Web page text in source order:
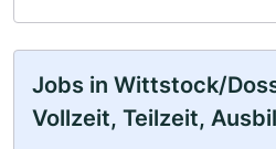
Jobs in Wittstock/
Vollzeit, Teilzeit,